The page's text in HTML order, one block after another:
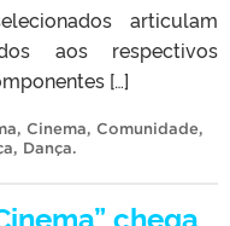
articulam
aos respectivos
[…]
, Cinema, Comunidade,
, Dança.
chega